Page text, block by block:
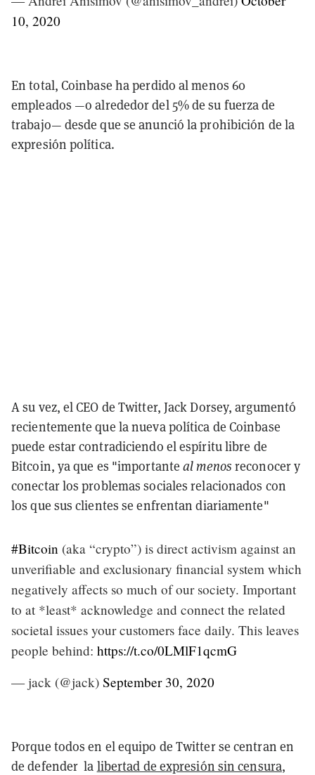
10, 2020
En total, Coinbase ha perdido al menos 60
empleados —o alrededor del 5% de su fuerza de
trabajo— desde que se anunció la prohibición de la
expresión política.
A su vez, el CEO de Twitter, Jack Dorsey, argumentó
recientemente que la nueva política de Coinbase
puede estar contradiciendo el espíritu libre de
Bitcoin, ya que es "importanteal menos reconocer y
conectar los problemas sociales relacionados con
los que sus clientes se enfrentan diariamente"
#Bitcoin (aka “crypto”) is direct activism against an
unverifiable and exclusionary financial system which
negatively affects so much of our society. Important
to at *least* acknowledge and connect the related
societal issues your customers face daily. This leaves
people behind: https://t.co/0LMlF1qcmG
— jack (@jack) September 30, 2020
Porque todos en el equipo de Twitter se centran en
de defender la libertad de expresión sin censura,